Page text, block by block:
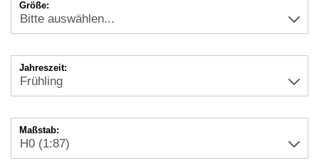
Größe:
Jahreszeit:
Maßstab: